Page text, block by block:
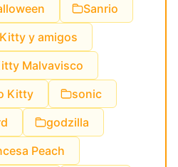
Sanrio
y amigos
Malvavisco
Kitty
sonic
godzilla
Peach